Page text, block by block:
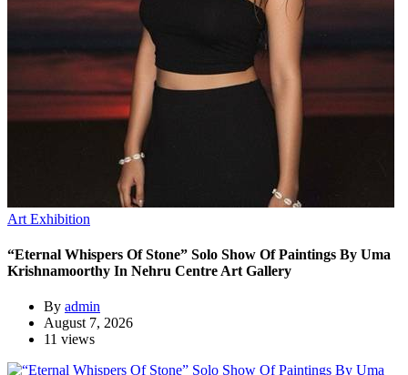
Art Exhibition
“Eternal Whispers Of Stone” Solo Show Of Paintings By Uma
Krishnamoorthy In Nehru Centre Art Gallery
By admin
August 7, 2026
11 views